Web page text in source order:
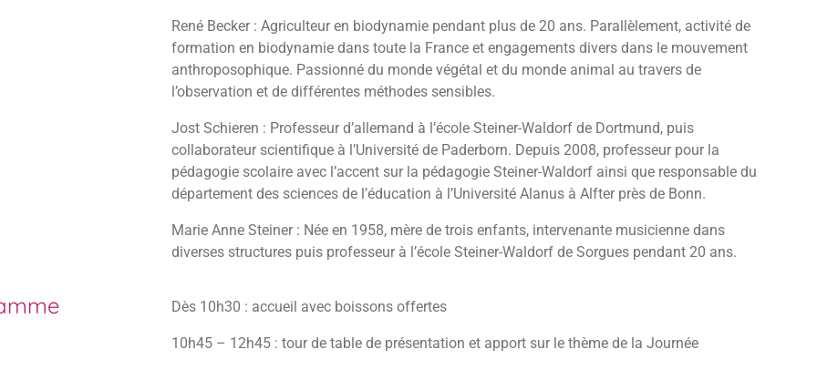
René Becker : Agriculteur en biodynamie pendant plus de 20 ans. Parallèlement, activité de
formation en biodynamie dans toute la France et engagements divers dans le mouvement
anthroposophique. Passionné du monde végétal et du monde animal au travers de
l’observation et de différentes méthodes sensibles.
Jost Schieren : Professeur d’allemand à l’école Steiner-Waldorf de Dortmund, puis
collaborateur scientifique à l’Université de Paderborn. Depuis 2008, professeur pour la
pédagogie scolaire avec l’accent sur la pédagogie Steiner-Waldorf ainsi que responsable du
département des sciences de l’éducation à l’Université Alanus à Alfter près de Bonn.
Marie Anne Steiner : Née en 1958, mère de trois enfants, intervenante musicienne dans
diverses structures puis professeur à l’école Steiner-Waldorf de Sorgues pendant 20 ans.
Dès 10h30 : accueil avec boissons offertes
10h45 – 12h45 : tour de table de présentation et apport sur le thème de la Journée